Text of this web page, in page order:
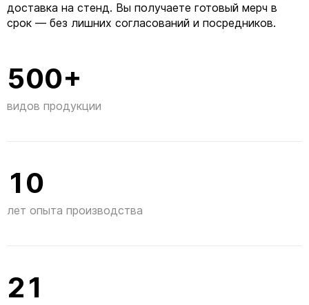
доставка на стенд. Вы получаете готовый мерч в
срок — без лишних согласований и посредников.
500+
видов продукции
10
лет опыта производства
21